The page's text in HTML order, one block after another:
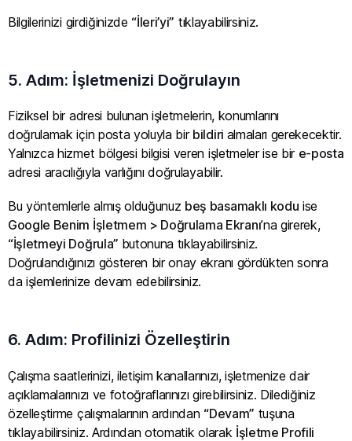
Bilgilerinizi girdiğinizde “İleri’yi” tıklayabilirsiniz.
5. Adım: İşletmenizi Doğrulayın
Fiziksel bir adresi bulunan işletmelerin, konumlarını
doğrulamak için posta yoluyla bir bildiri almaları gerekecektir.
Yalnızca hizmet bölgesi bilgisi veren işletmeler ise bir e-posta
adresi aracılığıyla varlığını doğrulayabilir.
Bu yöntemlerle almış olduğunuz beş basamaklı kodu ise
Google Benim İşletmem > Doğrulama Ekranı’na girerek,
“İşletmeyi Doğrula” butonuna tıklayabilirsiniz.
Doğrulandığınızı gösteren bir onay ekranı gördükten sonra
da işlemlerinize devam edebilirsiniz.
6. Adım: Profilinizi Özelleştirin
Çalışma saatlerinizi, iletişim kanallarınızı, işletmenize dair
açıklamalarınızı ve fotoğraflarınızı girebilirsiniz. Dilediğiniz
özelleştirme çalışmalarının ardından “Devam” tuşuna
tıklayabilirsiniz. Ardından otomatik olarak İşletme Profili